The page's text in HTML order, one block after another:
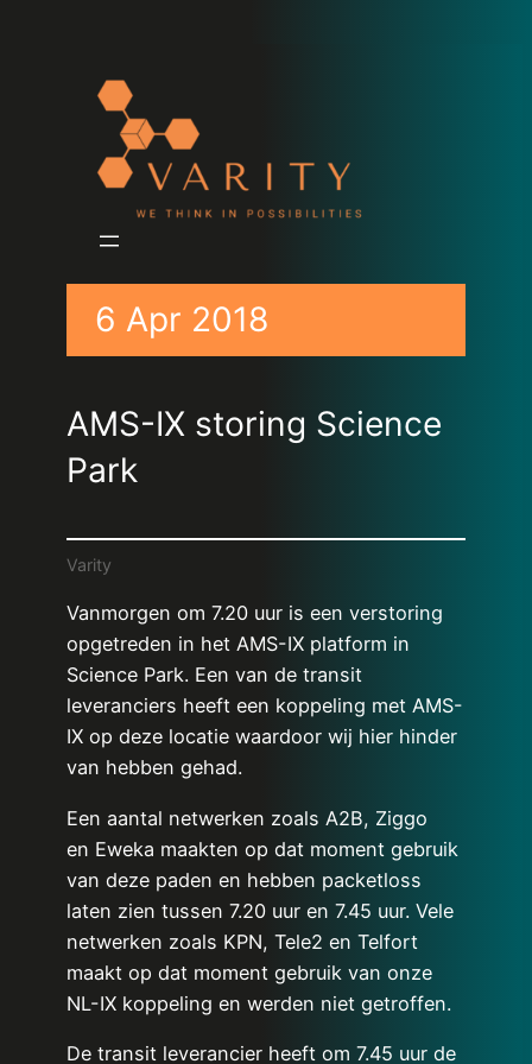
6 Apr 2018
AMS-IX storing Science
Park
Varity
Vanmorgen om 7.20 uur is een verstoring
opgetreden in het AMS-IX platform in
Science Park. Een van de transit
leveranciers heeft een koppeling met AMS-
IX op deze locatie waardoor wij hier hinder
van hebben gehad.
Een aantal netwerken zoals A2B, Ziggo
en Eweka maakten op dat moment gebruik
van deze paden en hebben packetloss
laten zien tussen 7.20 uur en 7.45 uur. Vele
netwerken zoals KPN, Tele2 en Telfort
maakt op dat moment gebruik van onze
NL-IX koppeling en werden niet getroffen.
De transit leverancier heeft om 7.45 uur de